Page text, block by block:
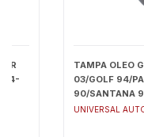
TAMPA OLEO
03/GOLF 94/
90/SANTANA
01/BORA 0110/
UNIVERSAL